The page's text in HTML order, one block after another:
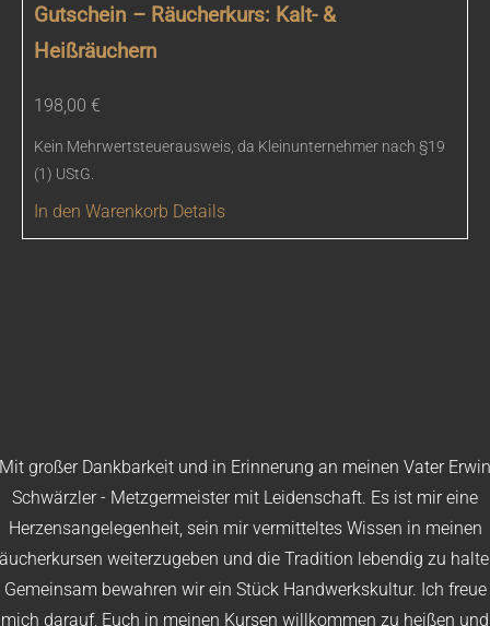
Gutschein – Räucherkurs: Kalt- &
Heißräuchern
198,00 €
Kein Mehrwertsteuerausweis, da Kleinunternehmer nach §19
(1) UStG.
In den Warenkorb Details
Mit großer Dankbarkeit und in Erinnerung an meinen Vater Erwin
Schwärzler - Metzgermeister mit Leidenschaft. Es ist mir eine
Herzensangelegenheit, sein mir vermitteltes Wissen in meinen
weiterzugeben und die Tradition lebendig zu
Gemeinsam bewahren wir ein Stück Handwerkskultur. Ich freue
mich darauf, Euch in meinen Kursen willkommen zu heißen und